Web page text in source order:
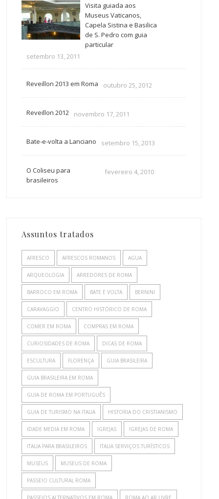
Visita guiada aos
Museus Vaticanos,
Capela Sistina e Basilica
de S. Pedro com guia
particular
setembro 13, 2011
Reveillon 2013 em Roma outubro 25, 2012
Reveillon 2012 novembro 17, 2011
Bate-e-volta a Lanciano setembro 15, 2013
O Coliseu para
brasileiros
fevereiro 4, 2010
Assuntos tratados
AFRESCO AFRESCOS ROMANOS AGUA
ARQUEOLOGIA ARREDORES DE ROMA
BARROCO EM ROMA BATE E VOLTA BERNINI
CARAVAGGIO CENTRO HISTÓRICO DE ROMA
COMER EM ROMA COMPRAS EM ROMA
CURIOSIDADES DE ROMA DICAS DE ROMA
ESCULTURA FLORENÇA GUIA BRASILEIRA
GUIA BRASILEIRA EM ROMA
GUIA DE ROMA EM PORTUGUÊS
GUIA DE TURISMO NA ITALIA HISTORIA DO CRISTIANISMO
IDADE MEDIA EM ROMA IGREJAS IGREJAS DE ROMA
ITALIA PARA BRASILEIROS ITALIA SERVIÇOS TURÍSTICOS
MUSEUS MUSEUS DE ROMA
PASSEIO CULTURAL ROMA
PASSEIOS ALTERNATIVOS EM ROMA ROMA AO AR LIVRE